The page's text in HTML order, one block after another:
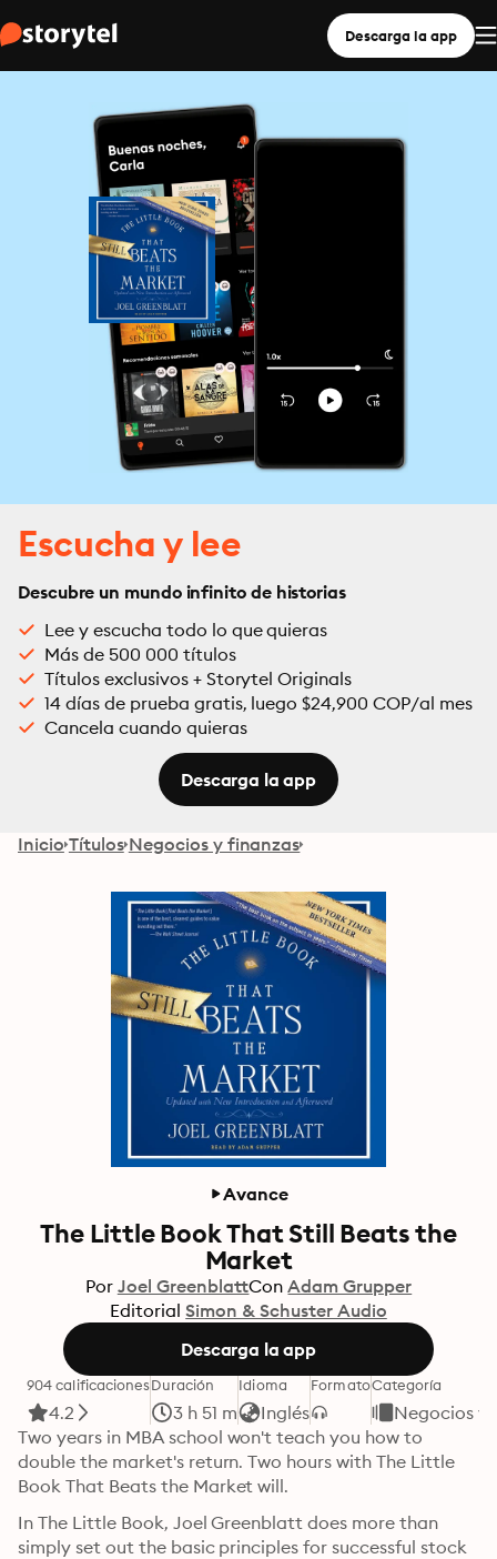
Descarga la app
Escucha y lee
Descubre un mundo infinito de historias
Lee y escucha todo lo que quieras
Más de 500 000 títulos
Títulos exclusivos + Storytel Originals
14 días de prueba gratis, luego $24,900 COP/al mes
Cancela cuando quieras
Descarga la app
Inicio Títulos Negocios y finanzas
Avance
The Little Book That Still Beats the
Market
Por Joel GreenblattCon Adam Grupper
Editorial Simon & Schuster Audio
Descarga la app
904 calificaciones
4.2
Duración
3 h 51 m
Idioma
Inglés
FormatoCategoría
Negocios y
Two years in MBA school won't teach you how to
double the market's return. Two hours with The Little
Book That Beats the Market will.
In The Little Book, Joel Greenblatt does more than
simply set out the basic principles for successful stock